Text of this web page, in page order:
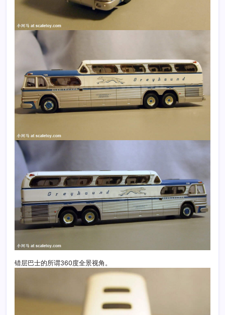
错层巴士的所谓360度全景视角。